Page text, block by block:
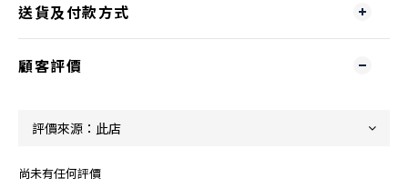
送貨及付款方式
顧客評價
尚未有任何評價